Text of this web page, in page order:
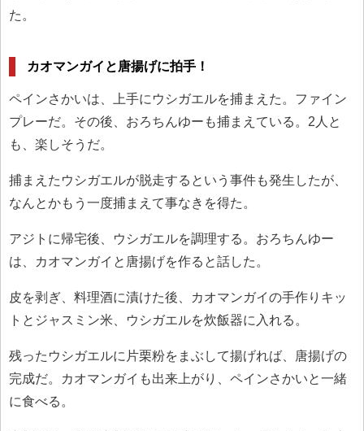
た。
カオマンガイと唐揚げに拍手！
ペインさかいは、上手にウシガエルを捕まえた。ファイン
プレーだ。その後、おろちんゆーも捕まえている。2人と
も、楽しそうだ。
捕まえたウシガエルが脱走するという事件も発生したが、
なんとかもう一度捕まえて事なきを得た。
アジトに帰宅後、ウシガエルを調理する。おろちんゆー
は、カオマンガイと唐揚げを作ると話した。
皮を剥ぎ、料理酒に漬けた後、カオマンガイの手作りキッ
トとジャスミン米、ウシガエルを炊飯器に入れる。
残ったウシガエルに片栗粉をまぶして揚げれば、唐揚げの
完成だ。カオマンガイも出来上がり、ペインさかいと一緒
に食べる。